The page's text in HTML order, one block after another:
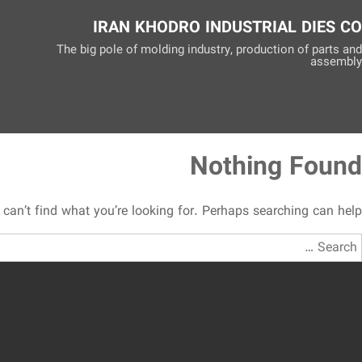
IRAN KHODRO INDUSTRIAL DIES CO
The big pole of molding industry, production of parts and
assembly
Nothing Found
find what you’re looking for. Perhaps searching can help.
Search
for: